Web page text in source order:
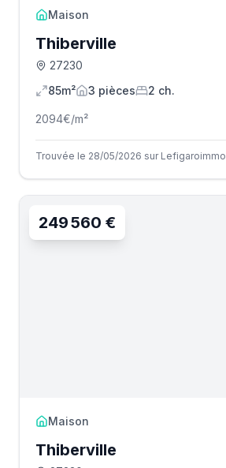
Maison
Thiberville
27230
85m²
3 pièces 2 ch.
2094€/m²
Trouvée le 28/05/2026 sur Lefigaroimmo
249 560 €
Maison
Thiberville